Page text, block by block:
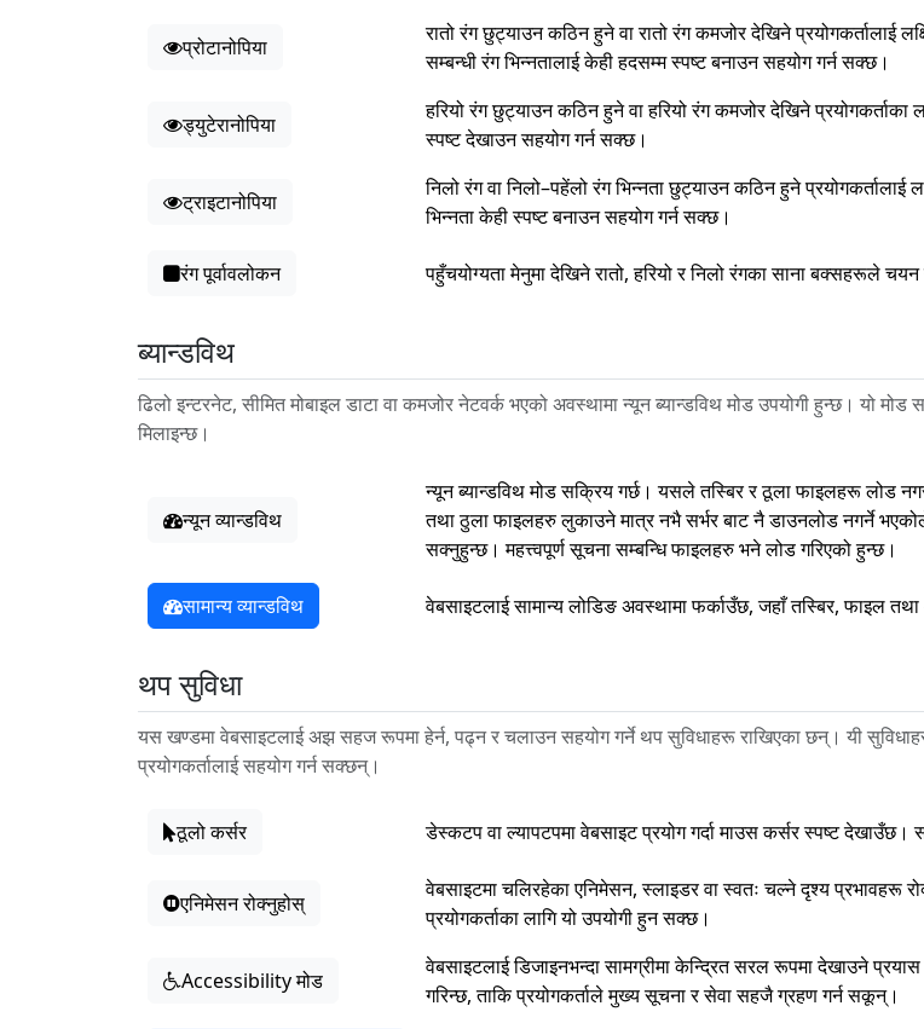
प्रोटानोपिया
रातो रंग छुट्याउन कठिन हुने वा रातो रंग कमजोर देखिने प्रयोगकर्तालाई
सम्बन्धी रंग भिन्नतालाई केही हदसम्म स्पष्ट बनाउन सहयोग गर्न सक्छ।
ड्युटेरानोपिया
हरियो रंग छुट्याउन कठिन हुने वा हरियो रंग कमजोर देखिने
स्पष्ट देखाउन सहयोग गर्न सक्छ।
ट्राइटानोपिया
निलो रंग वा निलो–पहेंलो रंग भिन्नता छुट्याउन कठिन हुने प्रयोगकर्तालाई
भिन्नता केही स्पष्ट बनाउन सहयोग गर्न सक्छ।
रंग पूर्वावलोकन पहुँचयोग्यता मेनुमा देखिने रातो, हरियो र निलो रंगका साना बक्सहरूले
ब्यान्डविथ
ढिलो इन्टरनेट, सीमित मोबाइल डाटा वा कमजोर नेटवर्क भएको अवस्थामा न्यून ब्यान्डविथ मोड उपयोगी हुन्छ। यो
मिलाइन्छ।
न्यून व्यान्डविथ
न्यून ब्यान्डविथ मोड सक्रिय गर्छ। यसले तस्बिर र ठूला फाइलहरू लोड
तथा ठुला फाइलहरु लुकाउने मात्र नभै सर्भर बाट नै डाउनलोड नगर्ने
सक्नुहुन्छ। महत्त्वपूर्ण सूचना सम्बन्धि फाइलहरु भने लोड गरिएको हुन्छ।
सामान्य व्यान्डविथ वेबसाइटलाई सामान्य लोडिङ अवस्थामा फर्काउँछ, जहाँ तस्बिर, फाइल
थप सुविधा
यस खण्डमा वेबसाइटलाई अझ सहज रूपमा हेर्न, पढ्न र चलाउन सहयोग गर्ने थप सुविधाहरू राखिएका छन्। यी
प्रयोगकर्तालाई सहयोग गर्न सक्छन्।
ठूलो कर्सर डेस्कटप वा ल्यापटपमा वेबसाइट प्रयोग गर्दा माउस कर्सर स्पष्ट
एनिमेसन रोक्नुहोस्
वेबसाइटमा चलिरहेका एनिमेसन, स्लाइडर वा स्वतः चल्ने दृश्य प्रभावहरू
प्रयोगकर्ताका लागि यो उपयोगी हुन सक्छ।
Accessibility मोड
वेबसाइटलाई डिजाइनभन्दा सामग्रीमा केन्द्रित सरल रूपमा देखाउने
गरिन्छ, ताकि प्रयोगकर्ताले मुख्य सूचना र सेवा सहजै ग्रहण गर्न सकून्।